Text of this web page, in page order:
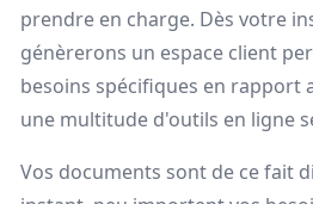
prendre en charge. Dès votre
génèrerons un espace client
besoins spécifiques en rapport
une multitude d'outils en ligne
Vos documents sont de ce fait